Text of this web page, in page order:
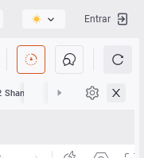
Entrar
Shanghai 03:52 Hong